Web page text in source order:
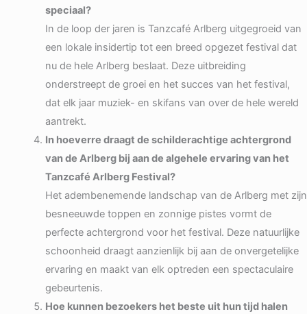
speciaal?
In de loop der jaren is Tanzcafé Arlberg uitgegroeid van
een lokale insidertip tot een breed opgezet festival dat
nu de hele Arlberg beslaat. Deze uitbreiding
onderstreept de groei en het succes van het festival,
dat elk jaar muziek- en skifans van over de hele wereld
aantrekt.
In hoeverre draagt de schilderachtige achtergrond
van de Arlberg bij aan de algehele ervaring van het
Tanzcafé Arlberg Festival?
Het adembenemende landschap van de Arlberg met zijn
besneeuwde toppen en zonnige pistes vormt de
perfecte achtergrond voor het festival. Deze natuurlijke
schoonheid draagt aanzienlijk bij aan de onvergetelijke
ervaring en maakt van elk optreden een spectaculaire
gebeurtenis.
Hoe kunnen bezoekers het beste uit hun tijd halen